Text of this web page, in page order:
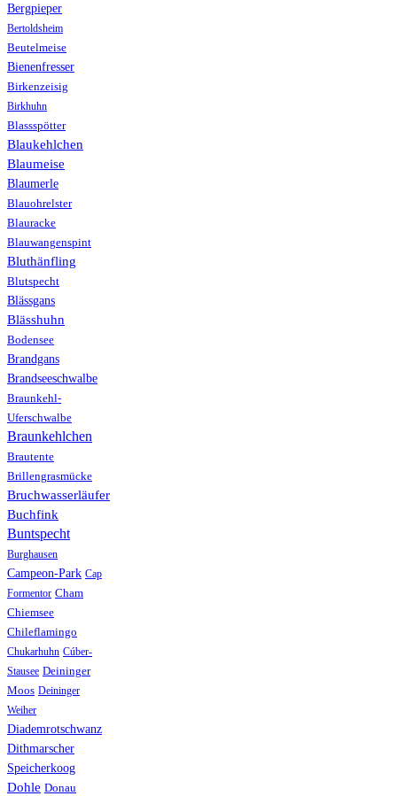
Bergpieper
Bertoldsheim
Beutelmeise
Bienenfresser
Birkenzeisig
Birkhuhn
Blassspötter
Blaukehlchen
Blaumeise
Blaumerle
Blauohrelster
Blauracke
Blauwangenspint
Bluthänfling
Blutspecht
Blässgans
Blässhuhn
Bodensee
Brandgans
Brandseeschwalbe
Braunkehl-
Uferschwalbe
Braunkehlchen
Brautente
Brillengrasmücke
Bruchwasserläufer
Buchfink
Buntspecht
Burghausen
Campeon-Park Cap
Formentor Cham
Chiemsee
Chileflamingo
Chukarhuhn Cúber-
Stausee Deininger
Moos Deininger
Weiher
Diademrotschwanz
Dithmarscher
Speicherkoog
Dohle Donau